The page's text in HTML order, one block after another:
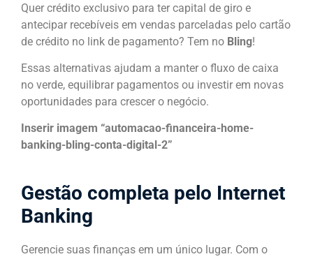
Quer crédito exclusivo para ter capital de giro e
antecipar recebíveis em vendas parceladas pelo cartão
de crédito no link de pagamento? Tem no Bling!
Essas alternativas ajudam a manter o fluxo de caixa
no verde, equilibrar pagamentos ou investir em novas
oportunidades para crescer o negócio.
Inserir imagem “automacao-financeira-home-
banking-bling-conta-digital-2”
Gestão completa pelo Internet
Banking
Gerencie suas finanças em um único lugar. Com o